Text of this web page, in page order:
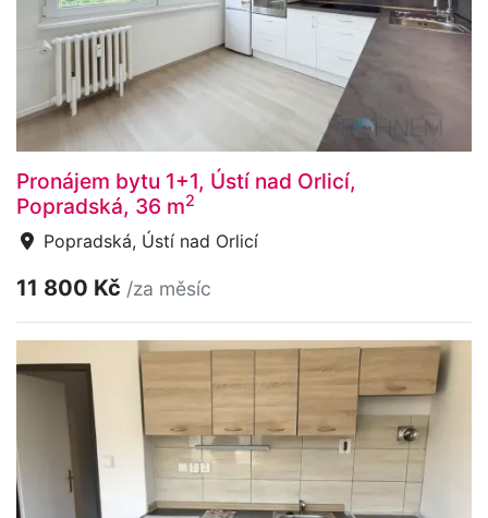
Pronájem bytu 1+1, Ústí nad Orlicí,
Popradská, 36 m2
Popradská, Ústí nad Orlicí
11 800 Kč /za měsíc